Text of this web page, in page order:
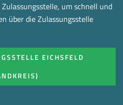
um schnell und
über die Zulassungsstelle
EICHSFELD